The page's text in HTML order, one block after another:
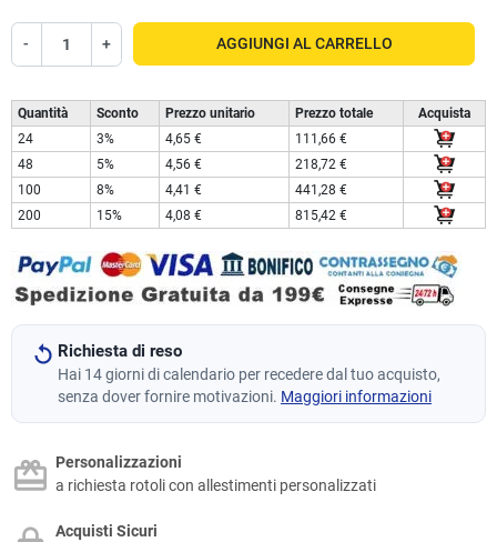
- + AGGIUNGI AL CARRELLO
Quantità Sconto Prezzo unitario Prezzo totale
Acquista
24
3% 4,65 €
111,66 €
48
5% 4,56 €
218,72 €
100
8% 4,41 €
441,28 €
200
15% 4,08 € 815,42 €
Richiesta di reso
Hai 14 giorni di calendario per recedere dal tuo acquisto,
senza dover fornire motivazioni. Maggiori informazioni
Personalizzazioni
a richiesta rotoli con allestimenti personalizzati
Acquisti Sicuri